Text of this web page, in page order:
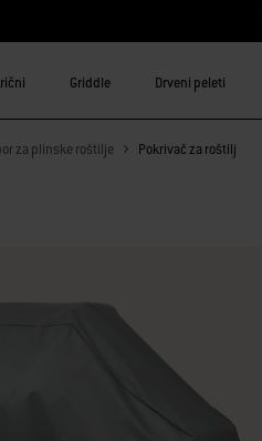
Griddle Drveni peleti
za plinske roštilje Pokrivač za roštilj